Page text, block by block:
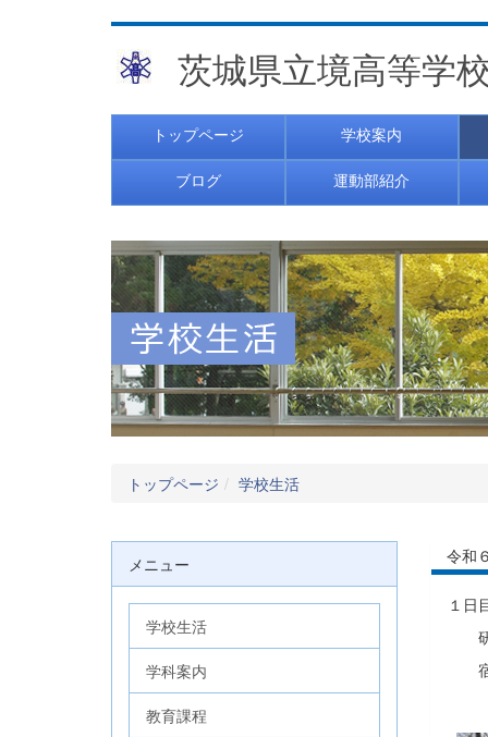
茨城県立境高等学
トップページ 学校案内
ブログ 運動部紹介
トップページ 学校生活
令和
１日
研
宿
メニュー
学校生活
学科案内
教育課程